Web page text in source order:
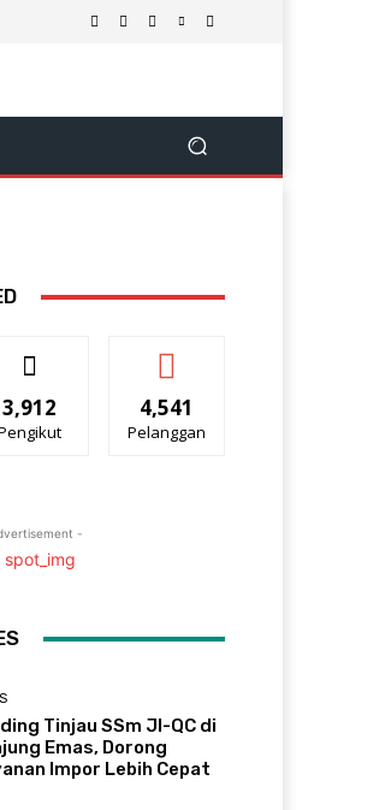
3,912 4,541
Pelanggan
-
Tinjau SSm JI-QC di
Emas, Dorong
Impor Lebih Cepat